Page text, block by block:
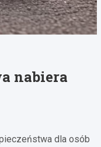
nabiera
dla osób